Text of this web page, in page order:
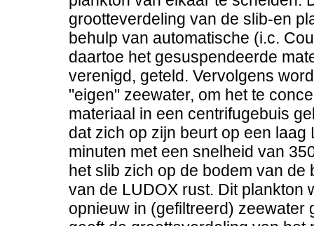
grootteverdeling van de slib-en
behulp van automatische (i.c.
daartoe het gesuspendeerde
verenigd, geteld. Vervolgens
"eigen" zeewater, om het te
materiaal in een centrifugebuis
dat zich op zijn beurt op een
minuten met een snelheid van
het slib zich op de bodem van
van de LUDOX rust. Dit plankton
opnieuw in (gefiltreerd) zeewater